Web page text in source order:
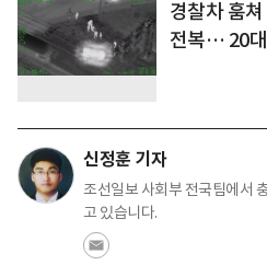
경찰차 훔
전복… 20
신정훈 기자
조선일보 사회부 전국팀에서
고 있습니다.